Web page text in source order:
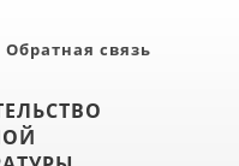
Обратная связь